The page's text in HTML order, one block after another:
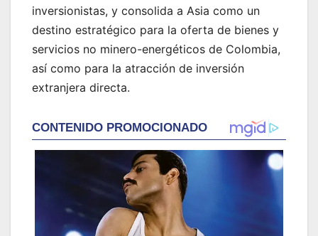
inversionistas, y consolida a Asia como un
destino estratégico para la oferta de bienes y
servicios no minero-energéticos de Colombia,
así como para la atracción de inversión
extranjera directa.